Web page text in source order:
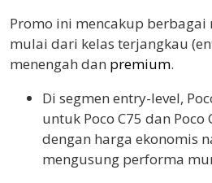
Promo ini mencakup
mulai dari kelas terjangkau
menengah dan premium.
Di segmen entry-level,
untuk Poco C75 dan Poco
dengan harga ekonomis
mengusung performa